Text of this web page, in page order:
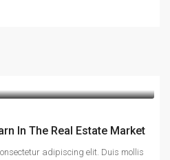
In The Real Estate Market
adipiscing elit. Duis mollis